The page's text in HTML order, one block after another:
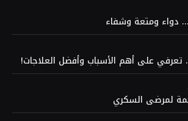
دواء ومتعة وشفاء
على أهم الأسباب وأفضل العلاجات!
لمرضى السكري